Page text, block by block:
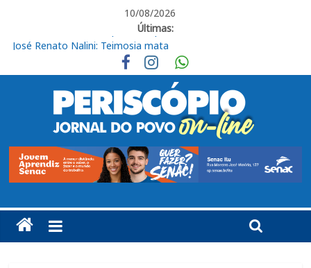
10/08/2026
Últimas:
José Renato Nalini: Teimosia mata
Obras de R$ 54 milhões avançam na Rodovia Vereador José de
Moraes, em Cabreúva
Em casa, Ituano Sub-20 perde para o Red Bull Bragantino
Ituano quer união para vencer o Barra neste sábado
Ituano vence o Barra pelo Campeonato Brasileiro da Série C